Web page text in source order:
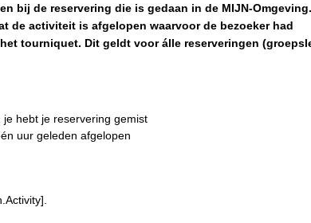
bij de reservering die is gedaan in de MIJN-Omgeving.
de activiteit is afgelopen waarvoor de bezoeker had
tourniquet. Dit geldt voor álle reserveringen
hebt je reservering gemist
uur geleden afgelopen